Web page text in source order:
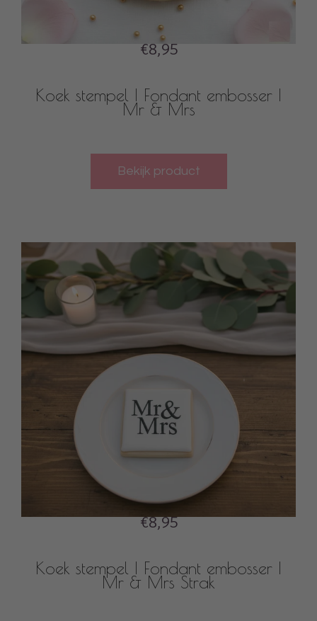
€8,95
Koek stempel | Fondant embosser |
Mr & Mrs
Bekijk product
€8,95
Koek stempel | Fondant embosser |
Mr & Mrs Strak